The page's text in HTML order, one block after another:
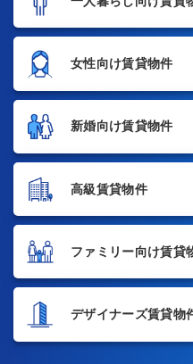
女性向け賃貸物件
新婚向け賃貸物件
高級賃貸物件
ファミリー向け賃貸
デザイナーズ賃貸物